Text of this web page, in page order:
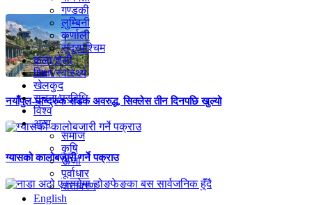
गण्डकी
लुम्बिनी
कर्णाली
सुदूरपश्चिम
कला/शैली
शिक्षा/स्वास्थ्य
खेलकुद
सूचना/प्रविधि
विश्व
अन्य
समाज
कृषि
ऊर्जा
पूर्वाधार
वातावरण
English
नयाँपुल-घान्द्रुक सडक अवरुद्ध, सिक्लेस तीन दिनपछि खुल्यो
ग्यासको कालोबजारी गर्ने पक्राउ